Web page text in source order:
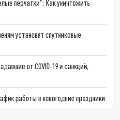
перчатки": Как уничтожить
установят спутниковые
от COVID-19 и санкций,
работы в новогодние праздники